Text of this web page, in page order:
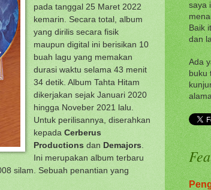
pada tanggal 25 Maret 2022
kemarin. Secara total, album
yang dirilis secara fisik
maupun digital ini berisikan 10
buah lagu yang memakan
durasi waktu selama 43 menit
34 detik. Album Tahta Hitam
dikerjakan sejak Januari 2020
hingga Noveber 2021 lalu.
Untuk perilisannya, diserahkan
kepadaCerberus
Productions dan Demajors.
Ini merupakan album terbaru
silam. Sebuah penantian yang
saya
Baik
dan
Ada
buku